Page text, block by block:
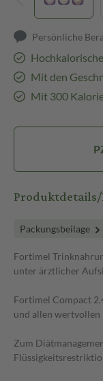
Persönliche
Mit den
Mit 300
Packungsbeilage
Fortimel
unter ärztlicher
Fortimel Compact
und allen
Zum